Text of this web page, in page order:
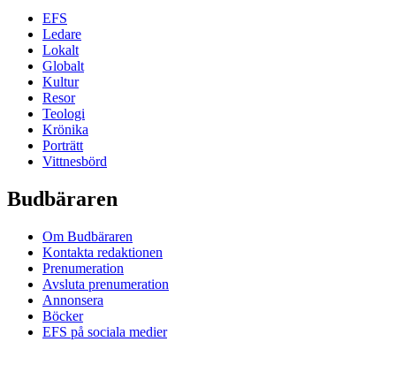
EFS
Ledare
Lokalt
Globalt
Kultur
Resor
Teologi
Krönika
Porträtt
Vittnesbörd
Budbäraren
Om Budbäraren
Kontakta redaktionen
Prenumeration
Avsluta prenumeration
Annonsera
Böcker
EFS på sociala medier